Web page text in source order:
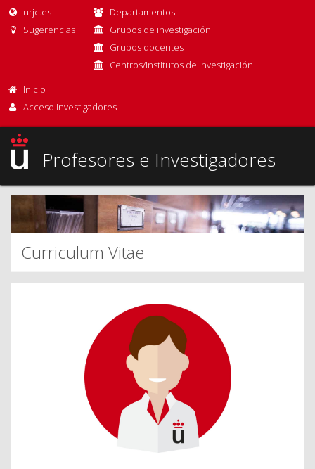
urjc.es
Sugerencias
Departamentos
Grupos de investigación
Grupos docentes
Centros/Institutos de Investigación
Inicio
Acceso Investigadores
Profesores e Investigadores
Curriculum Vitae